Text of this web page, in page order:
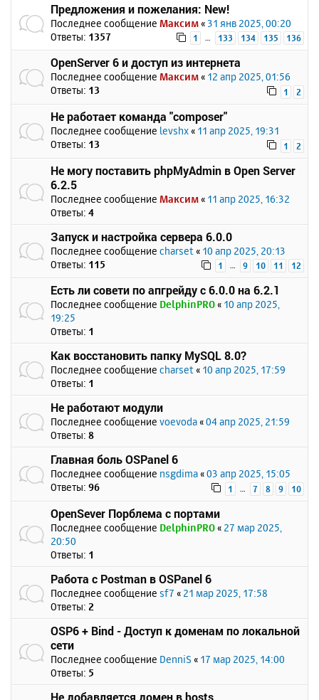
Предложения и пожелания: New!
Последнее сообщение Максим « 31 янв 2025, 00:20
Ответы: 1357 1 … 133 134 135 136
OpenServer 6 и доступ из интернета
Последнее сообщение Максим « 12 апр 2025, 01:56
Ответы: 13 1 2
Не работает команда "composer"
Последнее сообщение levshx « 11 апр 2025, 19:31
Ответы: 13 1 2
Не могу поставить phpMyAdmin в Open Server
6.2.5
Последнее сообщение Максим « 11 апр 2025, 16:32
Ответы: 4
Запуск и настройка сервера 6.0.0
Последнее сообщение charset « 10 апр 2025, 20:13
Ответы: 115 1 … 9 10 11 12
Есть ли совети по апгрейду с 6.0.0 на 6.2.1
Последнее сообщение DelphinPRO « 10 апр 2025,
19:25
Ответы: 1
Как восстановить папку MySQL 8.0?
Последнее сообщение charset « 10 апр 2025, 17:59
Ответы: 1
Не работают модули
Последнее сообщение voevoda «04 апр 2025, 21:59
Ответы: 8
Главная боль OSPanel 6
Последнее сообщение nsgdima «03 апр 2025, 15:05
Ответы: 96 1 … 7 8 9 10
OpenSever Порблема с портами
Последнее сообщение DelphinPRO « 27 мар 2025,
20:50
Ответы: 1
Работа с Postman в OSPanel 6
Последнее сообщение sf7 « 21 мар 2025, 17:58
Ответы: 2
OSP6 + Bind - Доступ к доменам по локальной
сети
Последнее сообщение DenniS « 17 мар 2025, 14:00
Ответы: 5
Не добавляется домен в hosts